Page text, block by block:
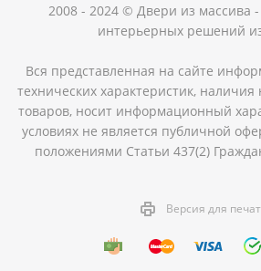
2008 - 2024 © Двери из массива
интерьерных решений
Вся представленная на сайте
технических характеристик, наличия
товаров, носит информационный
условиях не является публичной
положениями Статьи 437(2)
Версия для